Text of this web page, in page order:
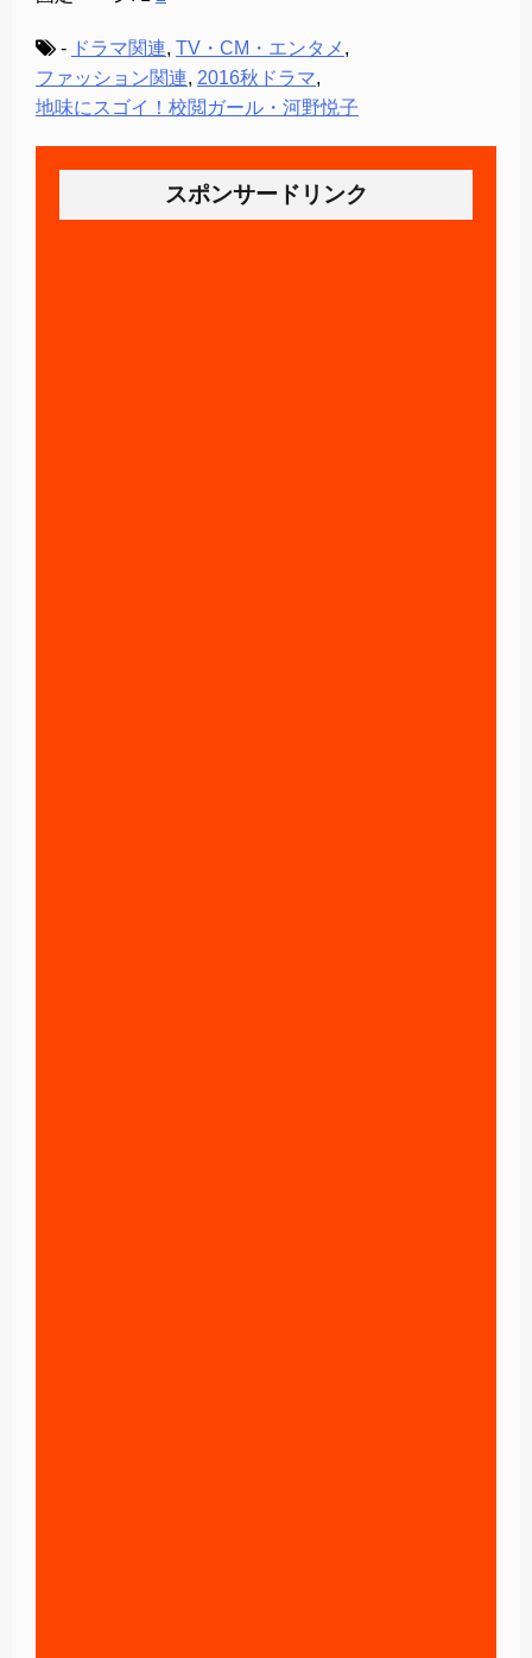
- ドラマ関連, TV・CM・エンタメ ,
ファッション関連, 2016秋ドラマ,
地味にスゴイ！校閲ガール・河野悦子
スポンサードリンク